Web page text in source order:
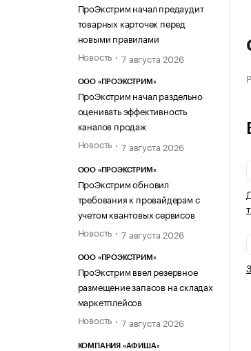
ПроЭкстрим начал предаудит
товарных карточек перед
новыми правилами
Новость
7 августа 2026
ООО «ПРОЭКСТРИМ»
ПроЭкстрим начал раздельно
оценивать эффективность
каналов продаж
Новость
7 августа 2026
ООО «ПРОЭКСТРИМ»
ПроЭкстрим обновил
требования к провайдерам с
учетом квантовых сервисов
Новость
7 августа 2026
ООО «ПРОЭКСТРИМ»
ПроЭкстрим ввел резервное
размещение запасов на складах
маркетплейсов
Новость
7 августа 2026
КОМПАНИЯ «АФИША»